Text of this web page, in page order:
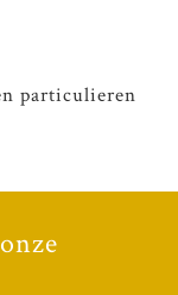
particulieren